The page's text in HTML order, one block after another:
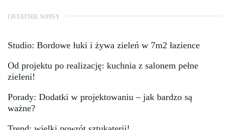
OSTATNIE WPISY
Studio: Bordowe łuki i żywa zieleń w 7m2 łazience
Od projektu po realizację: kuchnia z salonem pełne
zieleni!
Porady: Dodatki w projektowaniu – jak bardzo są
ważne?